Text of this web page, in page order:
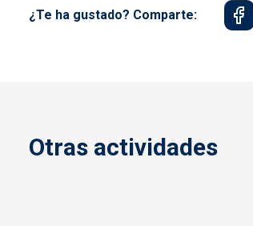
¿Te ha gustado? Comparte:
Otras actividades